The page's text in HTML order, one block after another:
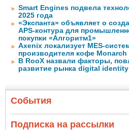
Smart Engines подвела
2025 года
«Экспанта» объявляет о
APS-контура для
покупки «Алгоритм1»
Axenix локализует MES-
производителя кофе Monarch
В RooX назвали факторы,
развитие рынка digital identity
События
Подписка на рассылки